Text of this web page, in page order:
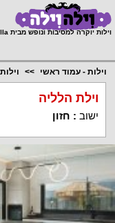
וילות יוקרה למסיבות ונופש מבית VillaVilla
וילות - עמוד ראשי
וילת הלליה
ישוב : חזון